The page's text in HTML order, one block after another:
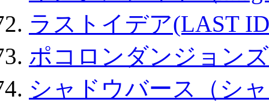
ラストイデア(LAST
ポコロンダンジョン
シャドウバース（シ